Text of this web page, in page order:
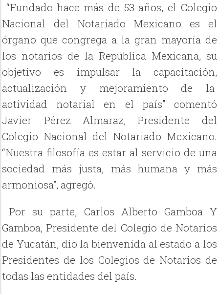
“Fundado hace más de 53 años, el Colegio
Nacional del Notariado Mexicano es el
órgano que congrega a la gran mayoría de
los notarios de la República Mexicana, su
objetivo es impulsar la capacitación,
actualización y mejoramiento de la
actividad notarial en el país” comentó
Javier Pérez Almaraz, Presidente del
Colegio Nacional del Notariado Mexicano.
“Nuestra filosofía es estar al servicio de una
sociedad más justa, más humana y más
armoniosa”, agregó.
Por su parte, Carlos Alberto Gamboa Y
Gamboa, Presidente del Colegio de Notarios
de Yucatán, dio la bienvenida al estado a los
Presidentes de los Colegios de Notarios de
todas las entidades del país.